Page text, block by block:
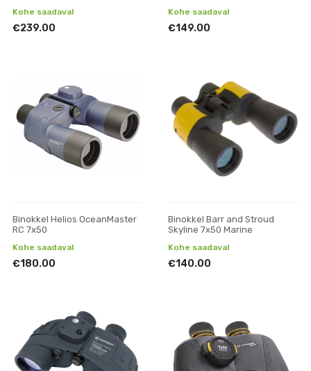
Kohe saadaval
€239.00
Kohe saadaval
€149.00
Binokkel Helios OceanMaster
RC 7x50
Kohe saadaval
€180.00
Binokkel Barr and Stroud
Skyline 7x50 Marine
Kohe saadaval
€140.00